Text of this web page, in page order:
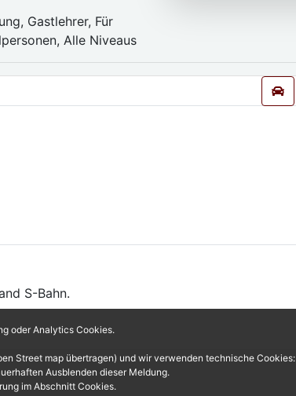
Gastlehrer, Für
Alle Niveaus
S-Bahn.
oder Analytics Cookies.
Street map übertragen) und wir verwenden technische Cookies:
Ausblenden dieser Meldung.
im Abschnitt Cookies.